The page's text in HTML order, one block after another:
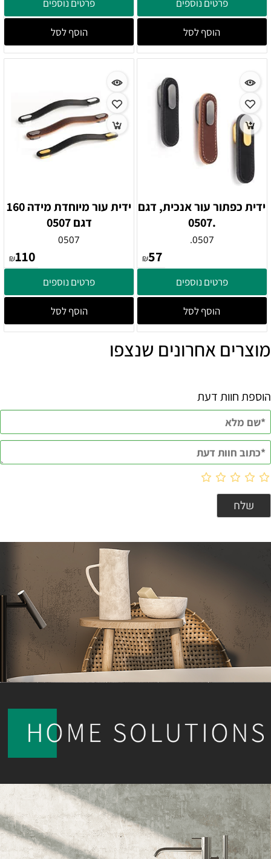
פרטים נוספים
הוסף לסל
פרטים נוספים
הוסף לסל
ידית כפתור עור אנכית, דגם
.0507
0507.
₪57
פרטים נוספים
הוסף לסל
ידית עור מיוחדת מידה 160
דגם 0507
0507
₪110
פרטים נוספים
הוסף לסל
מוצרים אחרונים שנצפו
הוספת חוות דעת